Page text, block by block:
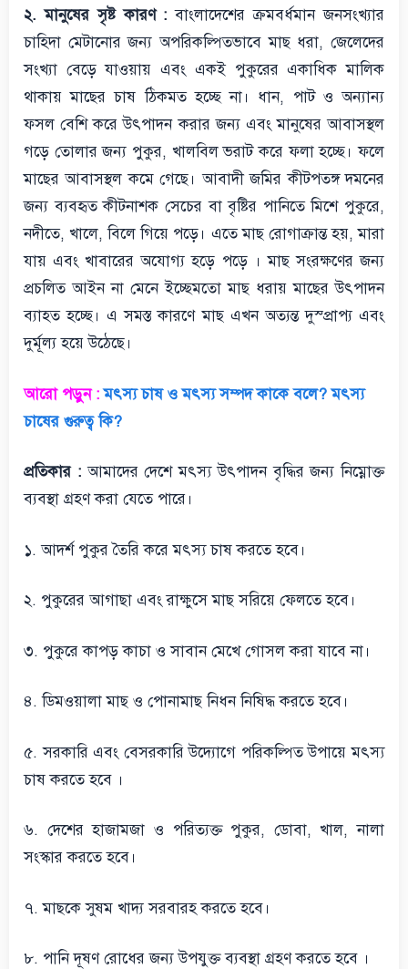
২. মানুষের সৃষ্ট কারণ : বাংলাদেশের ক্রমবর্ধমান জনসংখ্যার
চাহিদা মেটানোর জন্য অপরিকল্পিতভাবে মাছ ধরা, জেলেদের
সংখ্যা বেড়ে যাওয়ায় এবং একই পুকুরের একাধিক মালিক
থাকায় মাছের চাষ ঠিকমত হচ্ছে না। ধান, পাট ও অন্যান্য
ফসল বেশি করে উৎপাদন করার জন্য এবং মানুষের আবাসস্থল
গড়ে তোলার জন্য পুকুর, খালবিল ভরাট করে ফলা হচ্ছে। ফলে
মাছের আবাসস্থল কমে গেছে। আবাদী জমির কীটপতঙ্গ দমনের
জন্য ব্যবহৃত কীটনাশক সেচের বা বৃষ্টির পানিতে মিশে পুকুরে,
নদীতে, খালে, বিলে গিয়ে পড়ে। এতে মাছ রোগাক্রান্ত হয়, মারা
যায় এবং খাবারের অযোগ্য হড়ে পড়ে । মাছ সংরক্ষণের জন্য
প্রচলিত আইন না মেনে ইচ্ছেমতো মাছ ধরায় মাছের উৎপাদন
ব্যাহত হচ্ছে। এ সমস্ত কারণে মাছ এখন অত্যন্ত দুস্প্রাপ্য এবং
দুর্মূল্য হয়ে উঠেছে।
আরো পড়ুন : মৎস্য চাষ ও মৎস্য সম্পদ কাকে বলে? মৎস্য
চাষের গুরুত্ব কি?
প্রতিকার :আমাদের দেশে মৎস্য উৎপাদন বৃদ্ধির জন্য নিম্নোক্ত
ব্যবস্থা গ্রহণ করা যেতে পারে।
১. আদর্শ পুকুর তৈরি করে মৎস্য চাষ করতে হবে।
২. পুকুরের আগাছা এবং রাক্ষুসে মাছ সরিয়ে ফেলতে হবে।
৩. পুকুরে কাপড় কাচা ও সাবান মেখে গোসল করা যাবে না।
৪. ডিমওয়ালা মাছ ও পোনামাছ নিধন নিষিদ্ধ করতে হবে।
৫. সরকারি এবং বেসরকারি উদ্যোগে পরিকল্পিত উপায়ে মৎস্য
চাষ করতে হবে ।
৬. দেশের হাজামজা ও পরিত্যক্ত পুকুর, ডোবা, খাল, নালা
সংস্কার করতে হবে।
৭. মাছকে সুষম খাদ্য সরবারহ করতে হবে।
৮. পানি দূষণ রোধের জন্য উপযুক্ত ব্যবস্থা গ্রহণ করতে হবে ।